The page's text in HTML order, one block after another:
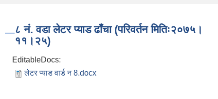
८ नं. वडा लेटर प्याड ढाँचा (परिवर्तन मितिः२०७५।
११।२५)
EditableDocs:
लेटर प्याड वार्ड न 8.docx